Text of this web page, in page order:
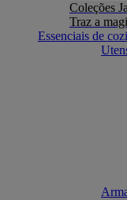
Coleções
Traz a
Essenciais de